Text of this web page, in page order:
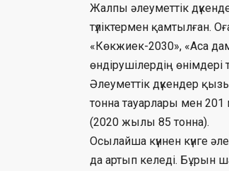
Жалпы әлеуметтік
түліктермен
«Көкжиек-2030», «Аса
өндірушілердің өнімдері
Әлеуметтік дүкендер
тонна тауарлары мен
(2020 жылы 85 тонна).
Осылайша күннен күнге
да артып келеді. Бұрын